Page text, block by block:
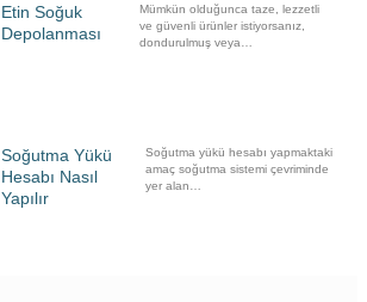
Etin Soğuk
Depolanması
Mümkün olduğunca taze, lezzetli
ve güvenli ürünler istiyorsanız,
dondurulmuş veya…
Soğutma Yükü
Hesabı Nasıl
Yapılır
Soğutma yükü hesabı yapmaktaki
amaç soğutma sistemi çevriminde
yer alan…